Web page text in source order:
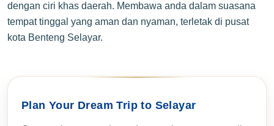
dengan ciri khas daerah. Membawa anda dalam suasana
tempat tinggal yang aman dan nyaman, terletak di pusat
kota Benteng Selayar.
Plan Your Dream Trip to Selayar